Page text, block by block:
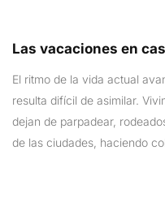
Las vacaciones en
El ritmo de la vida actual
resulta difícil de asimilar.
dejan de parpadear,
de las ciudades, haciendo